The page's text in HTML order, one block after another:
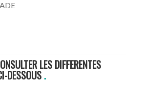
LES DIFFERENTES
DESSOUS .